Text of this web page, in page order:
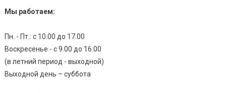
Мы работаем:
Пн. - Пт.: с 10.00 до 17.00
Воскресенье - с 9.00 до 16.00
(в летний период - выходной)
Выходной день – суббота